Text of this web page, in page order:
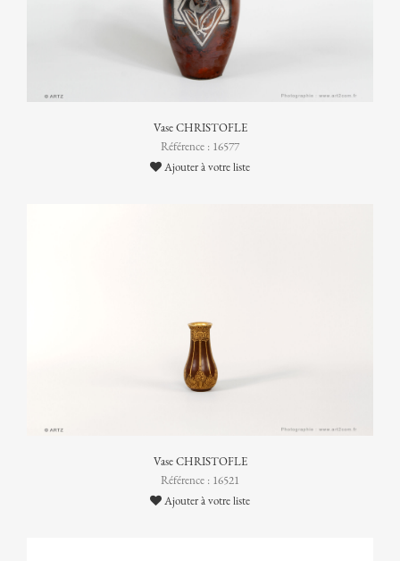
Vase CHRISTOFLE
Référence : 16577
Ajouter à votre liste
Vase CHRISTOFLE
Référence : 16521
Ajouter à votre liste